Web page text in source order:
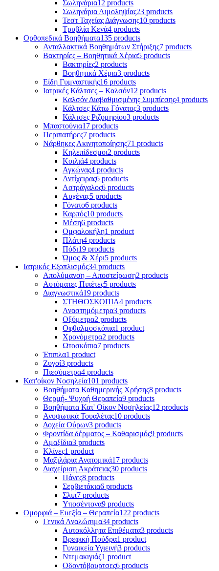
Σωληνάρια12 products
Σωληνάρια Αιμοληψίας23 products
Τεστ Ταχείας Διάγνωσης10 products
Τρυβλία Κενά4 products
Ορθοπεδικά Βοηθήματα135 products
Ανταλλακτικά Βοηθημάτων Στήριξης7 products
Βακτηρίες – Βοηθητικά Χέρια5 products
Βακτηρίες2 products
Βοηθητικά Χέρια3 products
Είδη Γυμναστικής16 products
Ιατρικές Κάλτσες – Καλσόν12 products
Καλσόν Διαβαθμισμένης Συμπίεσης4 products
Κάλτσες Κάτω Γόνατος3 products
Κάλτσες Ριζομηρίου3 products
Μπαστούνια17 products
Περιπατήρες7 products
Νάρθηκες Ακινητοποίησης71 products
Κηλεπίδεσμοι2 products
Κοιλιά4 products
Αγκώνας4 products
Αντίχειρας6 products
Αστράγαλος6 products
Αυχένας5 products
Γόνατο6 products
Καρπός10 products
Μέση6 products
Ομφαλοκήλη1 product
Πλάτη4 products
Πόδι19 products
Ώμος & Χέρι5 products
Ιατρικός Εξοπλισμός34 products
Απολύμανση – Αποστείρωση2 products
Αυτόματες Πιπέτες5 products
Διαγνωστικά19 products
ΣΤΗΘΟΣΚΟΠΙΑ4 products
Αναστημόμετρα3 products
Οξύμετρα2 products
Οφθαλμοσκόπια1 product
Χρονόμετρα2 products
Ωτοσκόπια7 products
Έπιπλα1 product
Ζυγοί3 products
Πιεσόμετρα4 products
Κατ'οίκον Νοσηλεία101 products
Βοηθήματα Καθημερινής Χρήσης8 products
Θερμή- Ψυχρή Θεραπεία9 products
Βοηθήματα Κατ' Οίκον Νοσηλείας12 products
Ανυψωτικά Τουαλέτας10 products
Δοχεία Ούρων3 products
Φροντίδα δέρματος – Καθαρισμός9 products
Αμαξίδια3 products
Κλίνες1 product
Μαξιλάρια Ανατομικά17 products
Διαχείριση Ακράτειας30 products
Πάνες8 products
Σερβιετάκια6 products
Σλιπ7 products
Υποσέντονα9 products
Ομορφιά – Ευεξία – Θεραπεία122 products
Γενικά Αναλώσιμα34 products
Αυτοκόλλητα Επιθέματα3 products
Βρεφική Πούδρα1 product
Γυναικεία Υγιεινή3 products
Ντεμακιγιάζ1 product
Οδοντόβουρτσες6 products